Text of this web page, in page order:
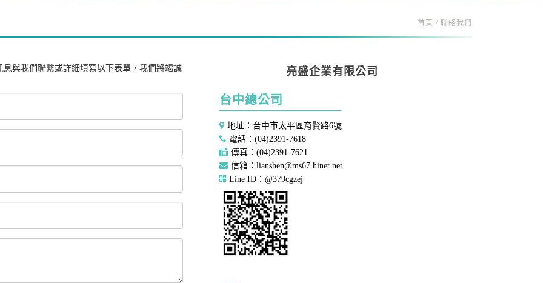
首頁 / 聯絡我們
與我們聯繫或詳細填寫以下表單，我們將竭誠 亮盛企業有限公司
台中總公司
地址：台中市太平區育賢路6號
電話：(04)2391-7618
傳真：(04)2391-7621
信箱：lianshen@ms67.hinet.net
Line ID：@379cgzej